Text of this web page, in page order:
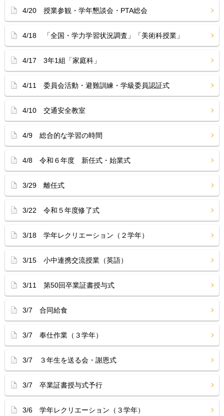
4/20 授業参観・学年懇談会・PTA総会
4/18 「全国・学力学習状況調査」「美術科授業」
4/17 3年1組「家庭科」
4/11 委員会活動・避難訓練・学級委員認証式
4/10 交通安全教室
4/9 総合的な学習の時間
4/8 令和６年度 新任式・始業式
3/29 離任式
3/22 令和５年度修了式
3/18 学年レクリエーション（２学年）
3/15 小中連携交流授業（英語）
3/11 第50回卒業証書授与式
3/7 合同給食
3/7 奉仕作業（３学年）
3/7 ３年生を送る会・謝恩式
3/7 卒業証書授与式予行
3/6 学年レクリエーション（３学年）